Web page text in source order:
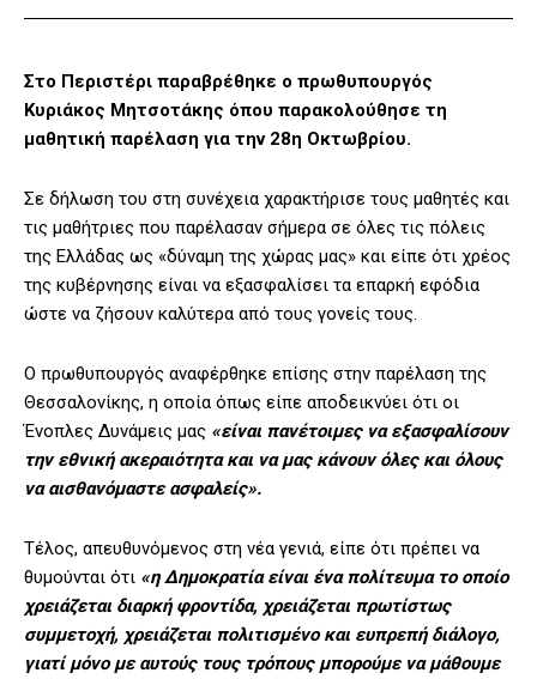
Στο Περιστέρι παραβρέθηκε ο πρωθυπουργός
Κυριάκος Μητσοτάκης όπου παρακολούθησε τη
μαθητική παρέλαση για την 28η Οκτωβρίου.
Σε δήλωση του στη συνέχεια χαρακτήρισε τους μαθητές και
τις μαθήτριες που παρέλασαν σήμερα σε όλες τις πόλεις
της Ελλάδας ως «δύναμη της χώρας μας» και είπε ότι χρέος
της κυβέρνησης είναι να εξασφαλίσει τα επαρκή εφόδια
ώστε να ζήσουν καλύτερα από τους γονείς τους.
Ο πρωθυπουργός αναφέρθηκε επίσης στην παρέλαση της
Θεσσαλονίκης, η οποία όπως είπε αποδεικνύει ότι οι
Ένοπλες Δυνάμεις μας «είναι πανέτοιμες να εξασφαλίσουν
την εθνική ακεραιότητα και να μας κάνουν όλες και όλους
να αισθανόμαστε ασφαλείς».
Τέλος, απευθυνόμενος στη νέα γενιά, είπε ότι πρέπει να
θυμούνται ότι «η Δημοκρατία είναι ένα πολίτευμα το οποίο
χρειάζεται διαρκή φροντίδα, χρειάζεται πρωτίστως
συμμετοχή, χρειάζεται πολιτισμένο και ευπρεπή διάλογο,
γιατί μόνο με αυτούς τους τρόπους μπορούμε να μάθουμε